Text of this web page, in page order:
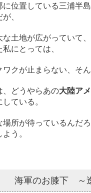
に位置している三浦半
、
な土地が広がっていて
にとっては、
クが止まらない、そん
、どうやらあの大陸ア
ている。
場所が待っているんだ
う。
膝下 ～逸見